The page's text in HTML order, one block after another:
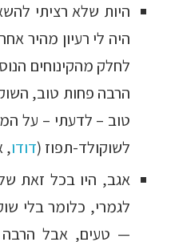
היות שלא רציתי
היה לי רעיון מהיר
לחלק מהקינוחים
הרבה פחות טוב,
טוב – לדעתי – על
לשוקולד-תפוז (דודו,
אגב, היו בכל זאת
לגמרי, כלומר בלי
— טעים, אבל